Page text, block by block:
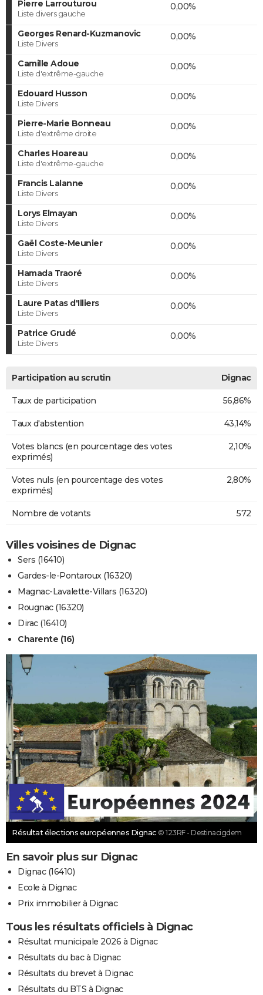
Pierre Larrouturou
Liste divers gauche
0,00%
Georges Renard-Kuzmanovic
Liste Divers
0,00%
Camille Adoue
Liste d'extrême-gauche
0,00%
Edouard Husson
Liste Divers
0,00%
Pierre-Marie Bonneau
Liste d'extrême droite
0,00%
Charles Hoareau
Liste d'extrême-gauche
0,00%
Francis Lalanne
Liste Divers
0,00%
Lorys Elmayan
Liste Divers
0,00%
Gaël Coste-Meunier
Liste Divers
0,00%
Hamada Traoré
Liste Divers
0,00%
Laure Patas d'Illiers
Liste Divers
0,00%
Patrice Grudé
Liste Divers
0,00%
Participation au scrutin Dignac
Taux de participation 56,86%
Taux d'abstention 43,14%
Votes blancs (en pourcentage des votes
exprimés)
2,10%
Votes nuls (en pourcentage des votes
exprimés)
2,80%
Nombre de votants 572
Villes voisines de Dignac
Sers (16410)
Gardes-le-Pontaroux (16320)
Magnac-Lavalette-Villars (16320)
Rougnac (16320)
Dirac (16410)
Charente (16)
Résultat élections européennes Dignac © 123RF - Destinacigdem
En savoir plus sur Dignac
Dignac (16410)
Ecole à Dignac
Prix immobilier à Dignac
Tous les résultats officiels à Dignac
Résultat municipale 2026 à Dignac
Résultats du bac à Dignac
Résultats du brevet à Dignac
Résultats du BTS à Dignac